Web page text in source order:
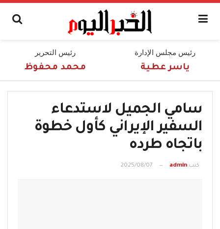
رئيس مجلس الإدارة
ياسر عطية
رئيس التحرير
محمد محفوظ
سامي الجميل لاستدعاء
السفير الإيراني كأول خطوة
باتجاه طرده
كتب admin
2025/08/07